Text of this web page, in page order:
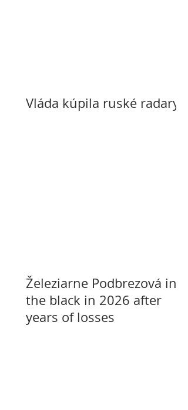
Vláda kúpila ruské radary
Železiarne Podbrezová in
the black in 2026 after
years of losses